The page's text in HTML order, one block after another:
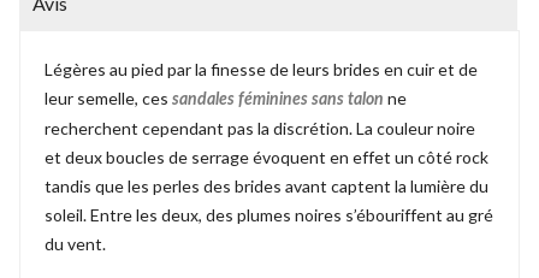
Légères au pied par la finesse de leurs brides en cuir et de
leur semelle, ces sandales féminines sans talon ne
recherchent cependant pas la discrétion. La couleur noire
et deux boucles de serrage évoquent en effet un côté rock
tandis que les perles des brides avant captent la lumière du
soleil. Entre les deux, des plumes noires s’ébouriffent au gré
du vent.